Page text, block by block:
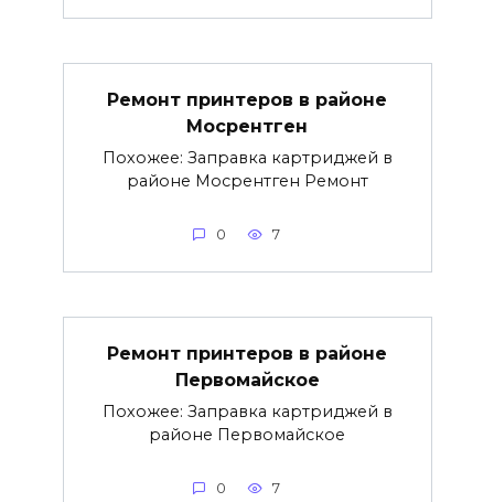
Ремонт принтеров в районе
Мосрентген
Похожее: Заправка картриджей в
районе Мосрентген Ремонт
0 7
Ремонт принтеров в районе
Первомайское
Похожее: Заправка картриджей в
районе Первомайское
0 7